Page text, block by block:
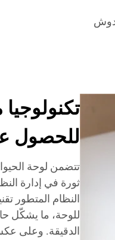
للحصول
تتضمن لوحة
ثورة في إدارة
النظام المتطور
للوحة، ما يشكّل
الدقيقة. وعلى